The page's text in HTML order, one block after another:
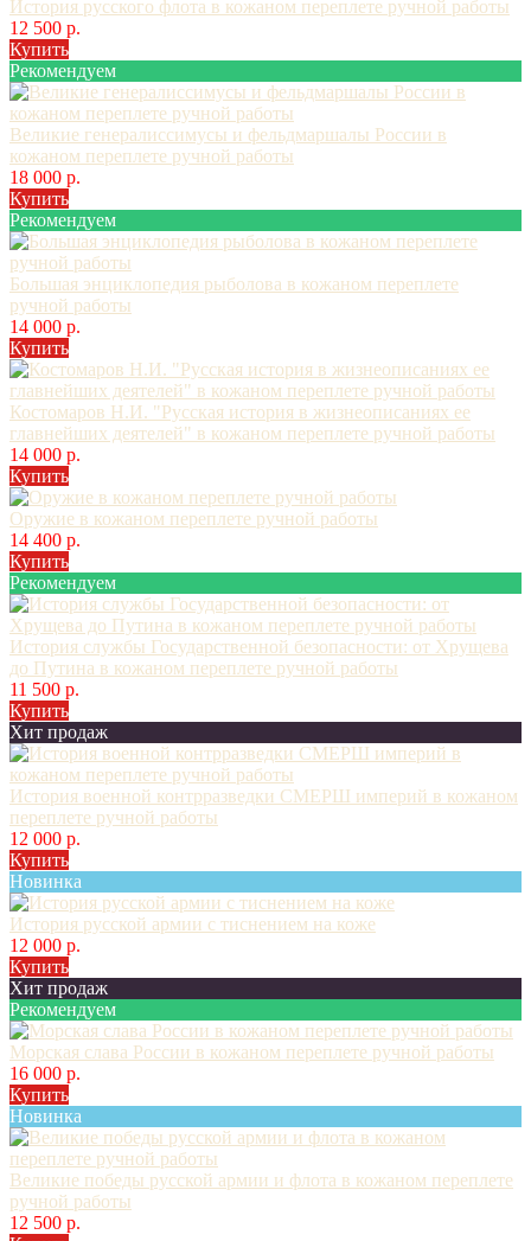
История русского флота в кожаном переплете ручной работы
12 500 р.
Купить
Рекомендуем
Великие генералиссимусы и фельдмаршалы России в
кожаном переплете ручной работы
18 000 р.
Купить
Рекомендуем
Большая энциклопедия рыболова в кожаном переплете
ручной работы
14 000 р.
Купить
Костомаров Н.И. "Русская история в жизнеописаниях ее
главнейших деятелей" в кожаном переплете ручной работы
14 000 р.
Купить
Оружие в кожаном переплете ручной работы
14 400 р.
Купить
Рекомендуем
История службы Государственной безопасности: от Хрущева
до Путина в кожаном переплете ручной работы
11 500 р.
Купить
Хит продаж
История военной контрразведки СМЕРШ империй в кожаном
переплете ручной работы
12 000 р.
Купить
Новинка
История русской армии с тиснением на коже
12 000 р.
Купить
Хит продаж
Рекомендуем
Морская слава России в кожаном переплете ручной работы
16 000 р.
Купить
Новинка
Великие победы русской армии и флота в кожаном переплете
ручной работы
12 500 р.